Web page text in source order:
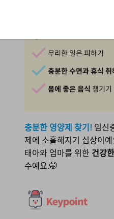
충분한 영양제 찾기! 임신
제에 소홀해지기 십상이
태아와 엄마를 위한 건강
수예요.🤭